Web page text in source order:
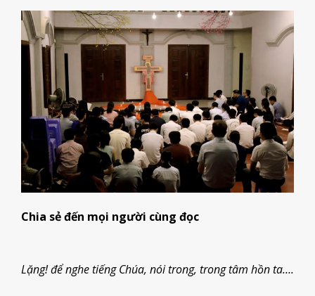
Chia sẻ đến mọi người cùng đọc
Lặng! để nghe tiếng Chúa, nói trong, trong tâm hồn ta….